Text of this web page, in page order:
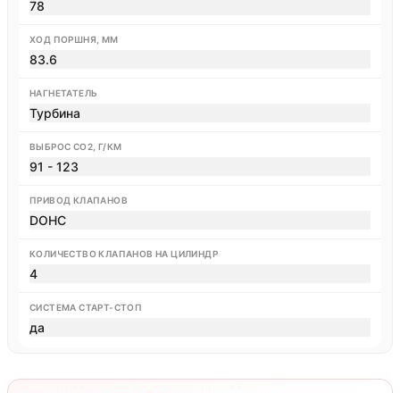
78
ХОД ПОРШНЯ, ММ
83.6
НАГНЕТАТЕЛЬ
Турбина
ВЫБРОС CO2, Г/КМ
91 - 123
ПРИВОД КЛАПАНОВ
DOHC
КОЛИЧЕСТВО КЛАПАНОВ НА ЦИЛИНДР
4
СИСТЕМА СТАРТ-СТОП
да